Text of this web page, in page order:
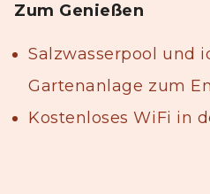
Zum Genießen
Salzwasserpool und
Gartenanlage zum
Kostenloses WiFi in